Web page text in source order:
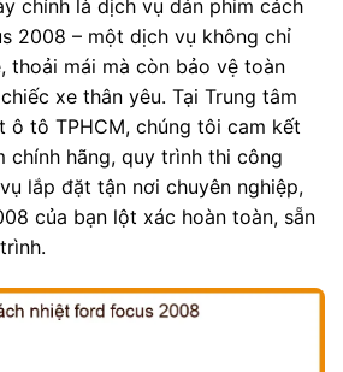
chính là dịch vụ dán phim cách
2008 – một dịch vụ không chỉ
thoải mái mà còn bảo vệ toàn
xe thân yêu. Tại Trung tâm
ô tô TPHCM, chúng tôi cam kết
chính hãng, quy trình thi công
lắp đặt tận nơi chuyên nghiệp,
của bạn lột xác hoàn toàn, sẵn